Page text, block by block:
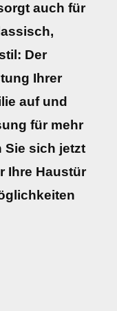
auch für
Der
Ihrer
auf und
für mehr
Sie sich jetzt
Ihre Haustür